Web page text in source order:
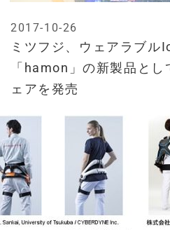
ミツフジ、ウェアラブル
「hamon」の新製品と
ェアを発売
2017-10-26